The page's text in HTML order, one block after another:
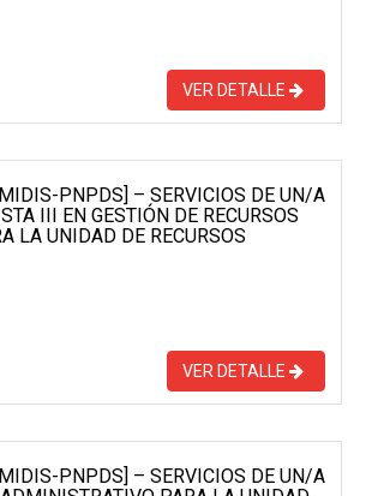
VER DETALLE
PNPDS] – SERVICIOS DE UN/A
III EN GESTIÓN DE RECURSOS
LA UNIDAD DE RECURSOS
VER DETALLE
PNPDS] – SERVICIOS DE UN/A